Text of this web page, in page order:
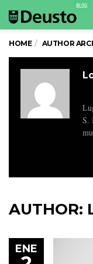
HOME AUTHOR
S.
AUTHOR:
ENE